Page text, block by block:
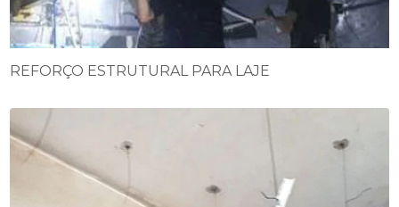
REFORÇO ESTRUTURAL PARA LAJE